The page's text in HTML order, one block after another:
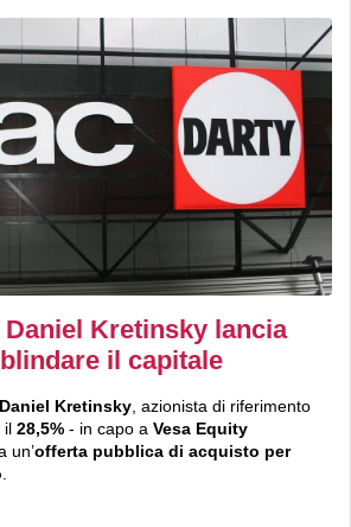
Daniel Kretinsky lancia
il capitale
Daniel Kretinsky , azionista di riferimento
il 28,5% - in capo a Vesa Equity
un’offerta pubblica di acquisto per